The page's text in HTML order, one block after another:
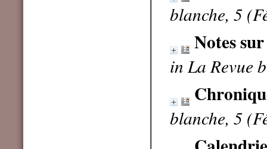
blanche, 5
Notes
in La Revue
blanche, 5